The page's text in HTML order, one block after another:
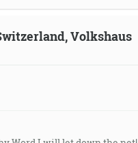
Volkshaus